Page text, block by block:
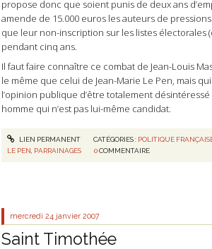
propose donc que soient punis de deux ans
amende de 15.000 euros les auteurs de
que leur non-inscription sur les listes électorales
pendant cinq ans.
Il faut faire connaître ce combat de Jean-Louis
le même que celui de Jean-Marie Le Pen, mais qui
l’opinion publique d’être totalement désintéressé
homme qui n’est pas lui-même candidat.
LIEN PERMANENT CATÉGORIES : POLITIQUE
LE PEN PARRAINAGES 0 COMMENTAIRE
mercredi 24 janvier 2007
Saint Timothée